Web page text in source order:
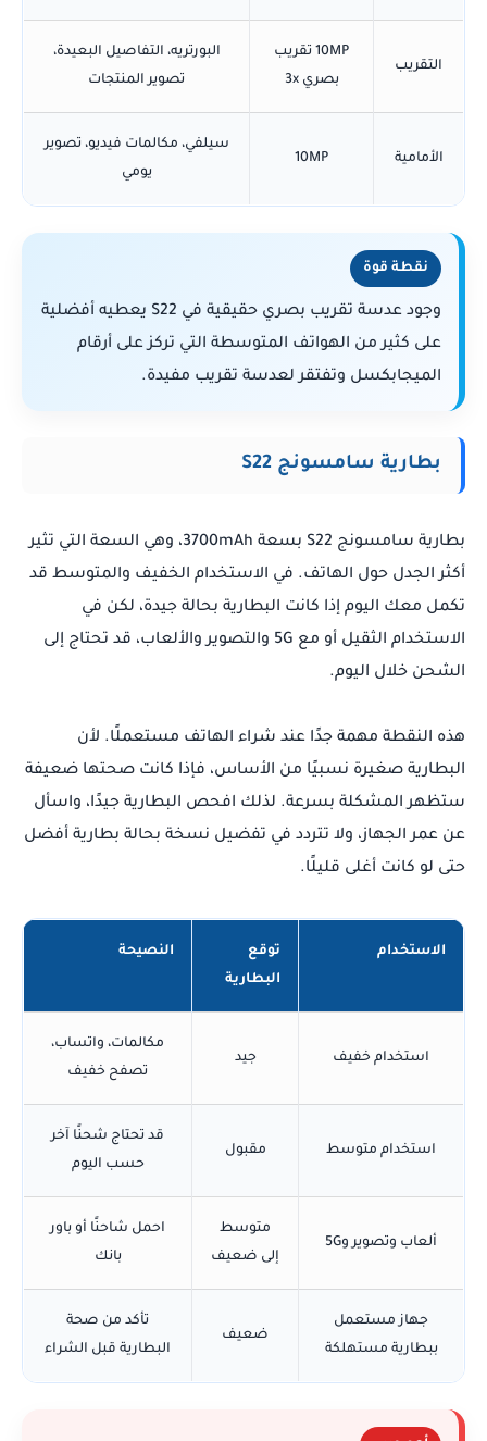
التقريب
10MP تقريب
بصري 3x
البورتريه، التفاصيل البعيدة،
تصوير المنتجات
الأمامية 10MP
سيلفي، مكالمات فيديو، تصوير
يومي
نقطة قوة
وجود عدسة تقريب بصري حقيقية في S22 يعطيه أفضلية
على كثير من الهواتف المتوسطة التي تركز على أرقام
الميجابكسل وتفتقر لعدسة تقريب مفيدة.
بطارية سامسونج S22
بطارية سامسونج S22 بسعة 3700mAh، وهي السعة التي تثير
أكثر الجدل حول الهاتف. في الاستخدام الخفيف والمتوسط قد
تكمل معك اليوم إذا كانت البطارية بحالة جيدة، لكن في
الاستخدام الثقيل أو مع 5G والتصوير والألعاب، قد تحتاج إلى
الشحن خلال اليوم.
هذه النقطة مهمة جدًا عند شراء الهاتف مستعملًا. لأن
البطارية صغيرة نسبيًا من الأساس، فإذا كانت صحتها ضعيفة
ستظهر المشكلة بسرعة. لذلك افحص البطارية جيدًا، واسأل
عن عمر الجهاز، ولا تتردد في تفضيل نسخة بحالة بطارية أفضل
حتى لو كانت أغلى قليلًا.
الاستخدام
توقع
البطارية
النصيحة
استخدام خفيف جيد
مكالمات، واتساب،
تصفح خفيف
استخدام متوسط مقبول
قد تحتاج شحنًا آخر
حسب اليوم
ألعاب وتصوير و5G
متوسط
إلى ضعيف
احمل شاحنًا أو باور
بانك
جهاز مستعمل
ببطارية مستهلكة
ضعيف
تأكد من صحة
البطارية قبل الشراء